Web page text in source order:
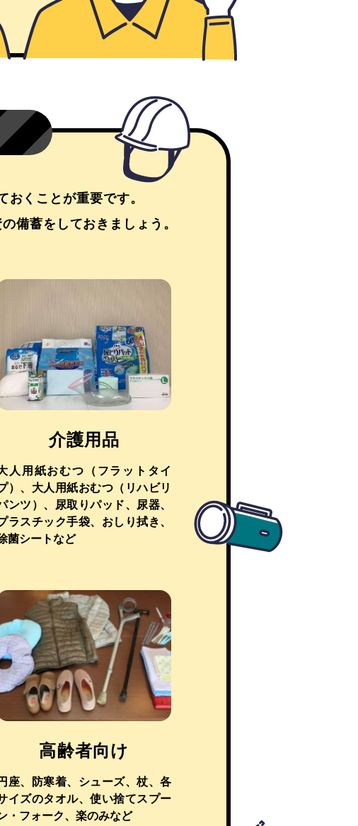
くことが重要です。
備蓄をしておきましょう。
介護用品
人用紙おむつ（フラットタイ
）、大人用紙おむつ（リハビリ
ンツ）、尿取りパッド、尿器、
ラスチック手袋、おしり拭き、
菌シートなど
高齢者向け
座、防寒着、シューズ、杖、各
イズのタオル、使い捨てスプー
・フォーク、楽のみなど